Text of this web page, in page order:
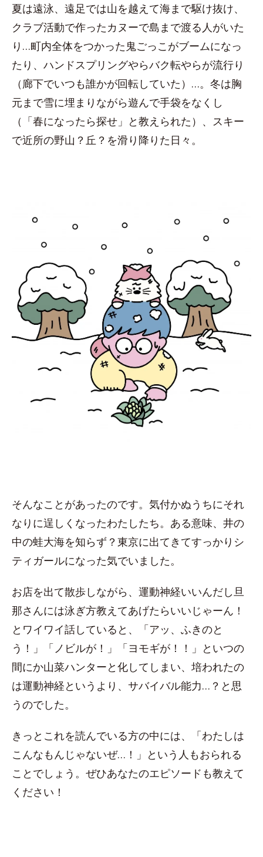
夏は遠泳、遠足では山を越えて海まで駆け抜け、
クラブ活動で作ったカヌーで島まで渡る人がいた
り…町内全体をつかった鬼ごっこがブームになっ
たり、ハンドスプリングやらバク転やらが流行り
（廊下でいつも誰かが回転していた）…。冬は胸
元まで雪に埋まりながら遊んで手袋をなくし
（「春になったら探せ」と教えられた）、スキー
で近所の野山？丘？を滑り降りた日々。
そんなことがあったのです。気付かぬうちにそれ
なりに逞しくなったわたしたち。ある意味、井の
中の蛙大海を知らず？東京に出てきてすっかりシ
ティガールになった気でいました。
お店を出て散歩しながら、運動神経いいんだし旦
那さんには泳ぎ方教えてあげたらいいじゃーん！
とワイワイ話していると、「アッ、ふきのと
う！」「ノビルが！」「ヨモギが！！」といつの
間にか山菜ハンターと化してしまい、培われたの
は運動神経というより、サバイバル能力…？と思
うのでした。
きっとこれを読んでいる方の中には、「わたしは
こんなもんじゃないぜ…！」という人もおられる
ことでしょう。ぜひあなたのエピソードも教えて
ください！